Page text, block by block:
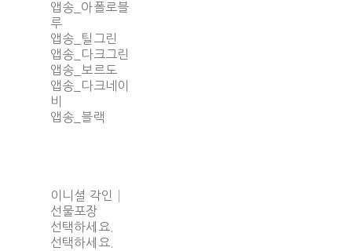
앱송_아폴로블
루
앱송_틸그린
앱송_다크그린
앱송_보르도
앱송_다크네이
비
앱송_블랙
이니셜 각인│
선물포장
선택하세요.
선택하세요.